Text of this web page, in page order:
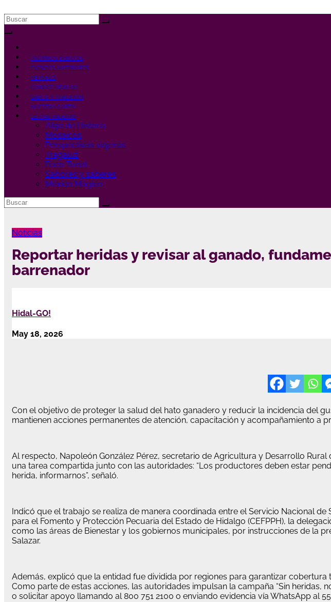
al
contenido
PRÓXIMOS EVENTOS
EVENTOS ANTERIORES
REVÍVELO
CONOCE HIDALGO
SABOR Y TRADICIÓN
NUESTRA CAPITAL
LETRAS VIAJERAS
Algo de Historia
Mosaicos
Perspectivas viajeras
Tragaluz
Foco Tonal
Sabores y saberes
México Mágico
Noticias
Reportar heridas y revisar al ganado,
barrenador
Hidal-GO!
May 18, 2026
Con el objetivo de proteger la salud del hato ganadero y reducir la incidencia del
mantienen acciones permanentes de atención, capacitación y acompañamiento a
Al respecto, Napoleón González Pérez, secretario de Agricultura y Desarrollo
una tarea compartida junto con las autoridades: “Los productores deben estar
herida, informarnos”, señaló.
Indicó que el trabajo se realiza de manera coordinada entre el Servicio Nacional
para el Fomento y Protección Pecuaria del Estado de Hidalgo (CEFPPH), la
como las áreas de Bienestar y los gobiernos municipales, por instrucciones de la
Salazar.
Además, explicó que la entidad fue dividida por regiones para garantizar
Como parte de estas acciones, las autoridades impulsan la campaña “Sin
o solicitar apoyo llamando al 800 751 2100 o enviando evidencia vía WhatsApp al